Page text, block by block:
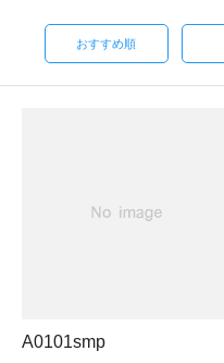
おすすめ順
A0101smp